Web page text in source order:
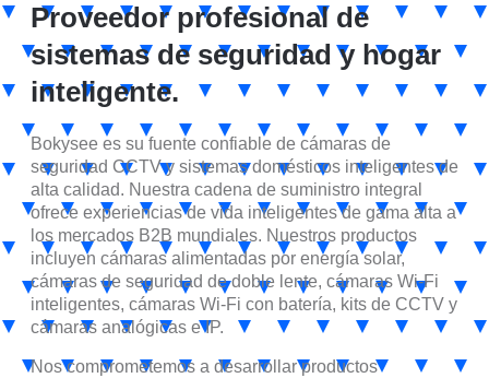
Proveedor profesional de
sistemas de seguridad y hogar
inteligente.
Bokysee es su fuente confiable de cámaras de
seguridad CCTV y sistemas domésticos inteligentes de
alta calidad. Nuestra cadena de suministro integral
ofrece experiencias de vida inteligentes de gama alta a
los mercados B2B mundiales. Nuestros productos
incluyen cámaras alimentadas por energía solar,
cámaras de seguridad de doble lente, cámaras Wi-Fi
inteligentes, cámaras Wi-Fi con batería, kits de CCTV y
cámaras analógicas e IP.
Nos comprometemos a desarrollar productos